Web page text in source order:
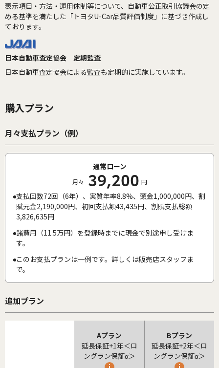
表示項目・方法・運用体制等について、自動車公正取引協議会の定
める基準を満たした「トヨタU-Car品質評価制度」に基づき作成し
ております。
日本自動車査定協会 定期監査
日本自動車査定協会による監査も定期的に実施しています。
購入プラン
月々支払プラン（例）
通常ローン
月々 39,200 円
支払回数72回（6年）、実質年率8.8%、頭金1,000,000円、割
賦元金2,190,000円、初回支払額43,435円、割賦支払総額
3,826,635円
諸費用（11.5万円）を登録時までに現金で別途申し受けま
す。
このお支払プランは一例です。詳しくは販売店スタッフま
で。
追加プラン
Aプラン
延長保証+1年＜ロ
ングラン保証α＞
Bプラン
延長保証+2年＜ロ
ングラン保証α＞